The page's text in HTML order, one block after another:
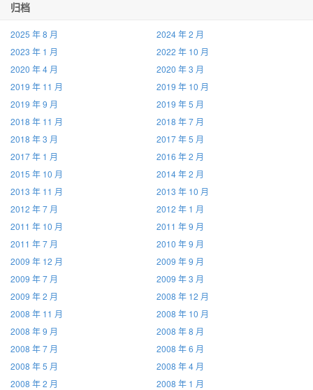
归档
2025 年 8 月
2024 年 2 月
2023 年 1 月
2022 年 10 月
2020 年 4 月
2020 年 3 月
2019 年 11 月
2019 年 10 月
2019 年 9 月
2019 年 5 月
2018 年 11 月
2018 年 7 月
2018 年 3 月
2017 年 5 月
2017 年 1 月
2016 年 2 月
2015 年 10 月
2014 年 2 月
2013 年 11 月
2013 年 10 月
2012 年 7 月
2012 年 1 月
2011 年 10 月
2011 年 9 月
2011 年 7 月
2010 年 9 月
2009 年 12 月
2009 年 9 月
2009 年 7 月
2009 年 3 月
2009 年 2 月
2008 年 12 月
2008 年 11 月
2008 年 10 月
2008 年 9 月
2008 年 8 月
2008 年 7 月
2008 年 6 月
2008 年 5 月
2008 年 4 月
2008 年 2 月
2008 年 1 月